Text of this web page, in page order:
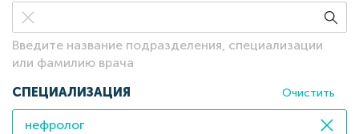
Введите название подразделения, специализации
или фамилию врача
СПЕЦИАЛИЗАЦИЯ
Очистить
нефролог